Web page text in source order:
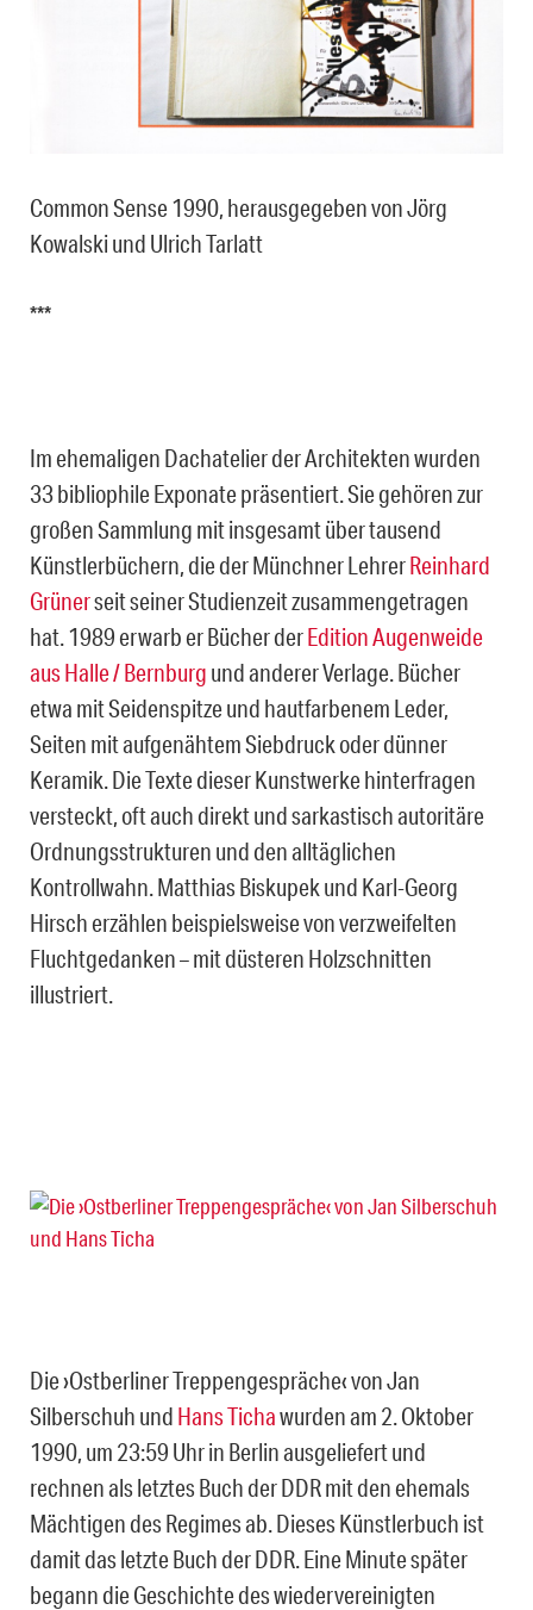
Common Sense 1990, herausgegeben von Jörg
Kowalski und Ulrich Tarlatt
***
Im ehemaligen Dachatelier der Architekten wurden
33 bibliophile Exponate präsentiert. Sie gehören zur
großen Sammlung mit insgesamt über tausend
Künstlerbüchern, die der Münchner LehrerReinhard
Grünerseit seiner Studienzeit zusammengetragen
hat. 1989 erwarb er Bücher derEdition Augenweide
aus Halle / Bernburg und anderer Verlage. Bücher
etwa mit Seidenspitze und hautfarbenem Leder,
Seiten mit aufgenähtem Siebdruck oder dünner
Keramik. Die Texte dieser Kunstwerke hinterfragen
versteckt, oft auch direkt und sarkastisch autoritäre
Ordnungsstrukturen und den alltäglichen
Kontrollwahn. Matthias Biskupek und Karl-Georg
Hirsch erzählen beispielsweise von verzweifelten
Fluchtgedanken – mit düsteren Holzschnitten
illustriert.
Die ›Ostberliner Treppengespräche‹ von Jan
Silberschuh und Hans Tichawurden am 2. Oktober
1990, um 23:59 Uhr in Berlin ausgeliefert und
rechnen als letztes Buch der DDR mit den ehemals
Mächtigen des Regimes ab. Dieses Künstlerbuch ist
damit das letzte Buch der DDR. Eine Minute später
begann die Geschichte des wiedervereinigten